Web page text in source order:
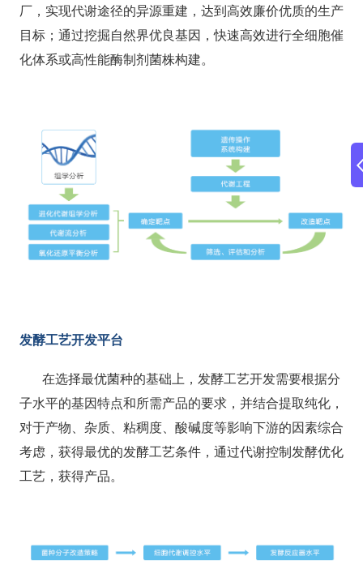
厂，实现代谢途径的异源重建，达到高效廉价优质的生产
目标；通过挖掘自然界优良基因，快速高效进行全细胞催
化体系或高性能酶制剂菌株构建。
发酵工艺开发平台
在选择最优菌种的基础上，发酵工艺开发需要根据分
子水平的基因特点和所需产品的要求，并结合提取纯化，
对于产物、杂质、粘稠度、酸碱度等影响下游的因素综合
考虑，获得最优的发酵工艺条件，通过代谢控制发酵优化
工艺，获得产品。